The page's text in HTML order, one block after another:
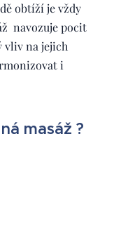
obtíží je vždy
navozuje pocit
vliv na jejich
i
masáž ?